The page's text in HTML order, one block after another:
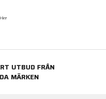
kr
UTBUD FRÅN
MÄRKEN